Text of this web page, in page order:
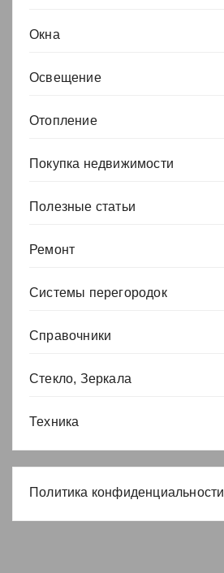
Окна
Освещение
Отопление
Покупка недвижимости
Полезные статьи
Ремонт
Системы перегородок
Справочники
Стекло, Зеркала
Техника
Политика конфиденциальности